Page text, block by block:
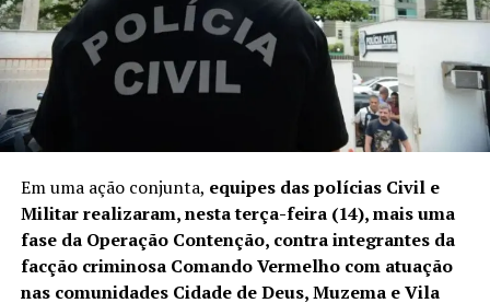
Dono da Engevix, José Antunes Sobrinho disse que
Moreira Franco foi um dos que pediu propina a Temer.
Ele foi solto dias depois da prisão.
Pezão
Pezão foi preso em novembro de 2018, com base na
delação premiada de Carlos Miranda, operador
financeiro de Cabral.
Ele diz que Pezão tinha uma mesada de propina de R$
Em uma ação conjunta, equipes das polícias Civil e
Militar realizaram, nesta terça-feira (14), mais uma
fase da Operação Contenção, contra integrantes da
facção criminosa Comando Vermelho com atuação
nas comunidades Cidade de Deus, Muzema e Vila